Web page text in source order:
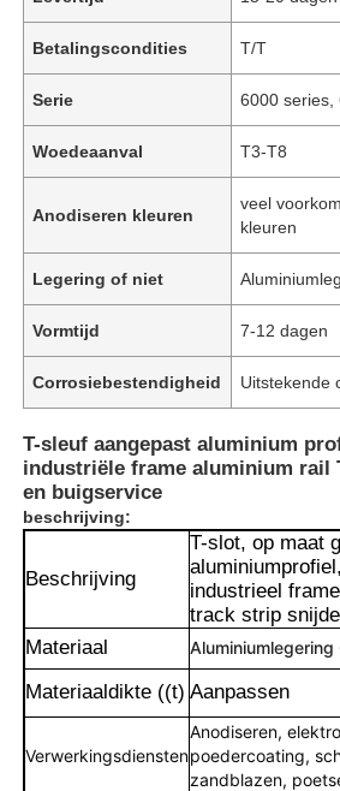
Betalingscondities T/T
Serie 6000 series,
Woedeaanval T3-T8
Anodiseren kleuren
veel
kleuren
Legering of niet
Vormtijd 7-12 dagen
Corrosiebestendigheid Uitstekende
T-sleuf aangepast aluminium
industriële frame aluminium rail
en buigservice
beschrijving:
Beschrijving
T-slot, op maat
industrieel
track strip
Materiaal
Materiaaldikte ((t) Aanpassen
Verwerkingsdiensten
Anodiseren,
poedercoating,
zandblazen,